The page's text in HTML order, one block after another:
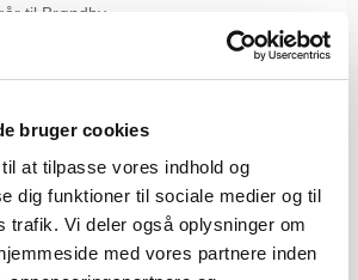
bruger cookies
at tilpasse vores indhold og
dig funktioner til sociale medier og til
trafik. Vi deler også oplysninger om
med vores partnere inden
til Brøndby